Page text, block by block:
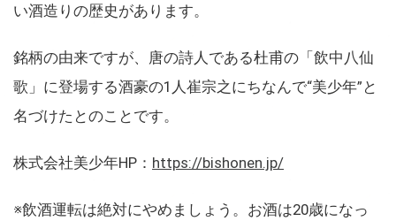
い酒造りの歴史があります。
銘柄の由来ですが、唐の詩人である杜甫の「飲中八仙
歌」に登場する酒豪の1人崔宗之にちなんで“美少年”と
名づけたとのことです。
株式会社美少年HP： https://bishonen.jp/
※飲酒運転は絶対にやめましょう。お酒は20歳になっ